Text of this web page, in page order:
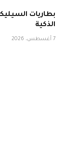
بطاريات
الذكية
7 أغسطس، 2026